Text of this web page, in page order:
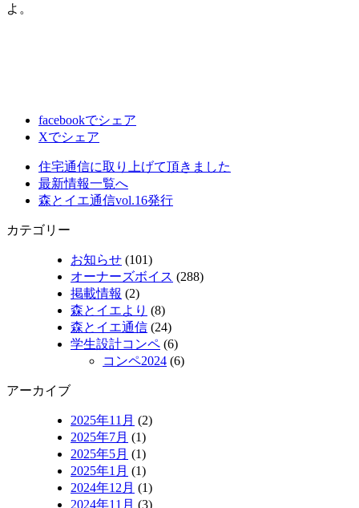
よ。
facebookでシェア
Xでシェア
住宅通信に取り上げて頂きました
最新情報一覧へ
森とイエ通信vol.16発行
カテゴリー
お知らせ (101)
オーナーズボイス (288)
掲載情報 (2)
森とイエより (8)
森とイエ通信 (24)
学生設計コンペ (6)
コンペ2024 (6)
アーカイブ
2025年11月 (2)
2025年7月 (1)
2025年5月 (1)
2025年1月 (1)
2024年12月 (1)
2024年11月 (3)